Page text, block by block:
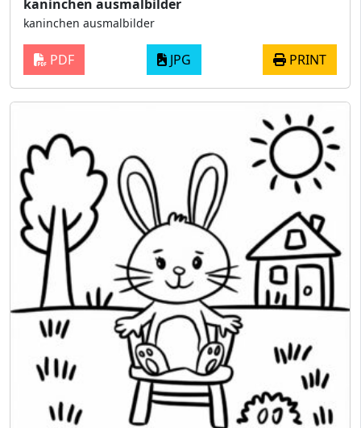
kaninchen ausmalbilder
kaninchen ausmalbilder
PDF JPG PRINT